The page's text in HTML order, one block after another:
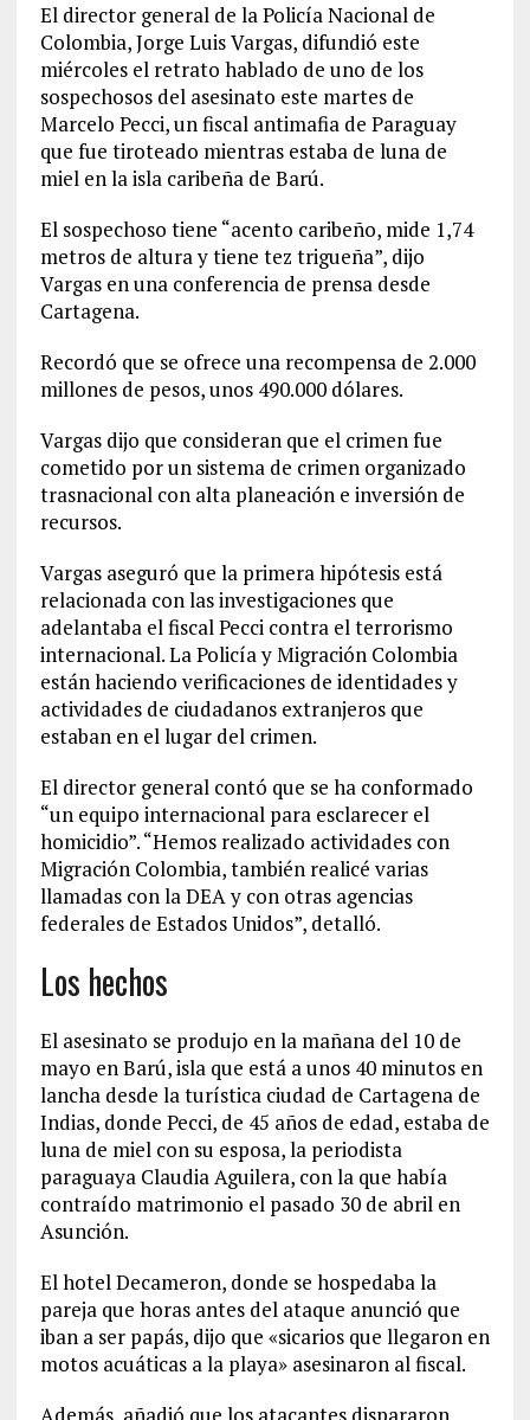
El director general de la Policía Nacional de
Colombia, Jorge Luis Vargas, difundió este
miércoles el retrato hablado de uno de los
sospechosos del asesinato este martes de
Marcelo Pecci, un fiscal antimafia de Paraguay
que fue tiroteado mientras estaba de luna de
miel en la isla caribeña de Barú.
El sospechoso tiene “acento caribeño, mide 1,74
metros de altura y tiene tez trigueña”, dijo
Vargas en una conferencia de prensa desde
Cartagena.
Recordó que se ofrece una recompensa de 2.000
millones de pesos, unos 490.000 dólares.
Vargas dijo que consideran que el crimen fue
cometido por un sistema de crimen organizado
trasnacional con alta planeación e inversión de
recursos.
Vargas aseguró que la primera hipótesis está
relacionada con las investigaciones que
adelantaba el fiscal Pecci contra el terrorismo
internacional. La Policía y Migración Colombia
están haciendo verificaciones de identidades y
actividades de ciudadanos extranjeros que
estaban en el lugar del crimen.
El director general contó que se ha conformado
“un equipo internacional para esclarecer el
homicidio”. “Hemos realizado actividades con
Migración Colombia, también realicé varias
llamadas con la DEA y con otras agencias
federales de Estados Unidos”, detalló.
Los hechos
El asesinato se produjo en la mañana del 10 de
mayo en Barú, isla que está a unos 40 minutos en
lancha desde la turística ciudad de Cartagena de
Indias, donde Pecci, de 45 años de edad, estaba de
luna de miel con su esposa, la periodista
paraguaya Claudia Aguilera, con la que había
contraído matrimonio el pasado 30 de abril en
Asunción.
El hotel Decameron, donde se hospedaba la
pareja que horas antes del ataque anunció que
iban a ser papás, dijo que «sicarios que llegaron en
motos acuáticas a la playa» asesinaron al fiscal.